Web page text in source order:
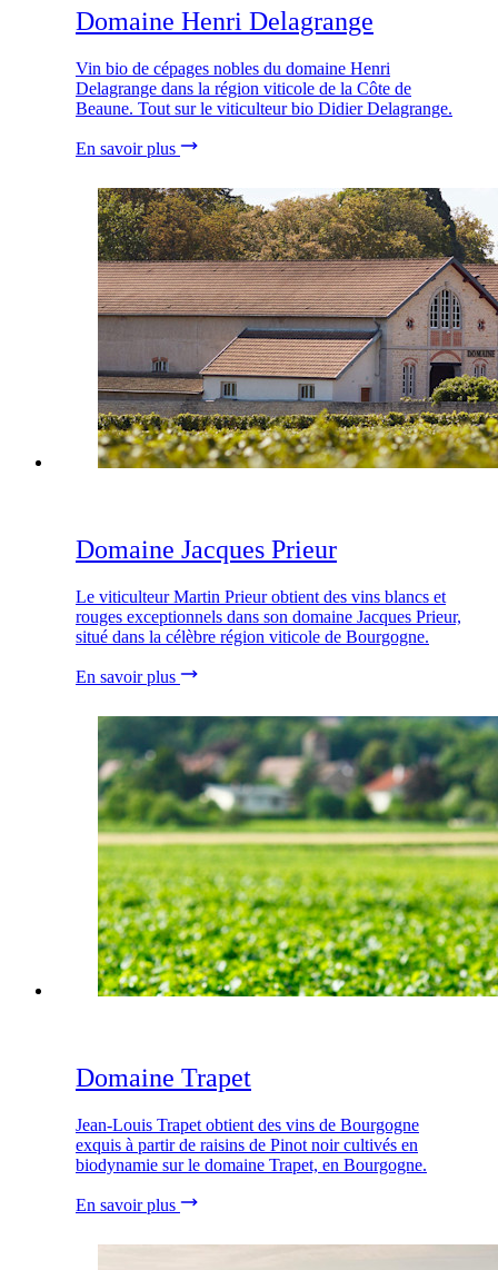
Domaine Henri Delagrange
Vin bio de cépages nobles du domaine Henri
Delagrange dans la région viticole de la Côte de
Beaune. Tout sur le viticulteur bio Didier Delagrange.
En savoir plus
Domaine Jacques Prieur
Le viticulteur Martin Prieur obtient des vins blancs et
rouges exceptionnels dans son domaine Jacques Prieur,
situé dans la célèbre région viticole de Bourgogne.
En savoir plus
Domaine Trapet
Jean-Louis Trapet obtient des vins de Bourgogne
exquis à partir de raisins de Pinot noir cultivés en
biodynamie sur le domaine Trapet, en Bourgogne.
En savoir plus